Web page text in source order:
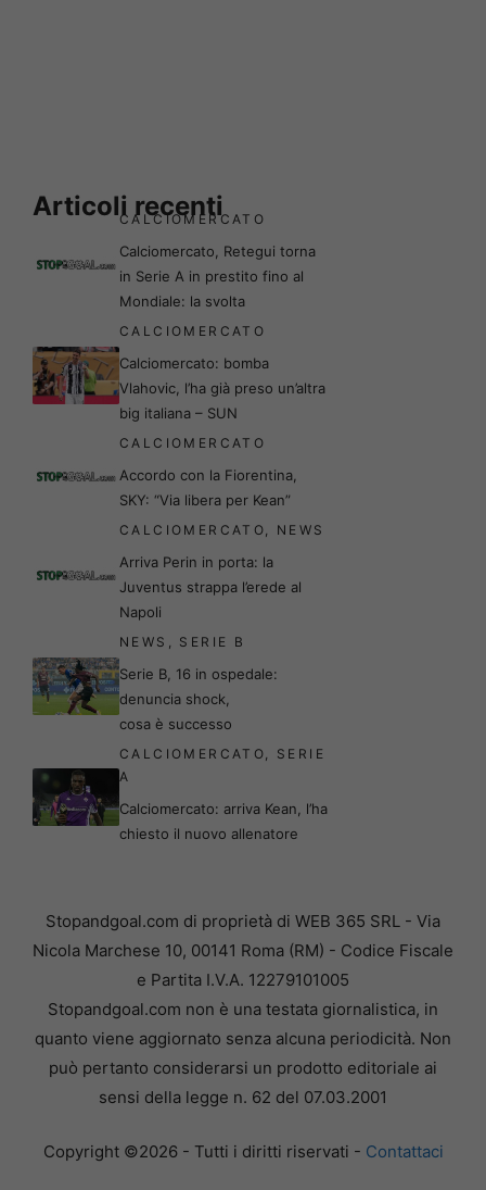
Articoli recenti
CALCIOMERCATO
Calciomercato, Retegui torna
in Serie A in prestito fino al
Mondiale: la svolta
CALCIOMERCATO
Calciomercato: bomba
Vlahovic, l’ha già preso un’altra
big italiana – SUN
CALCIOMERCATO
Accordo con la Fiorentina,
SKY: “Via libera per Kean”
CALCIOMERCATO, NEWS
Arriva Perin in porta: la
Juventus strappa l’erede al
Napoli
NEWS , SERIE B
Serie B, 16 in ospedale:
denuncia shock,
cosa è successo
CALCIOMERCATO, SERIE
A
Calciomercato: arriva Kean, l’ha
chiesto il nuovo allenatore
Stopandgoal.com di proprietà di WEB 365 SRL - Via
Nicola Marchese 10, 00141 Roma (RM) - Codice Fiscale
e Partita I.V.A. 12279101005
Stopandgoal.com non è una testata giornalistica, in
quanto viene aggiornato senza alcuna periodicità. Non
può pertanto considerarsi un prodotto editoriale ai
sensi della legge n. 62 del 07.03.2001
Copyright ©2026 - Tutti i diritti riservati - Contattaci